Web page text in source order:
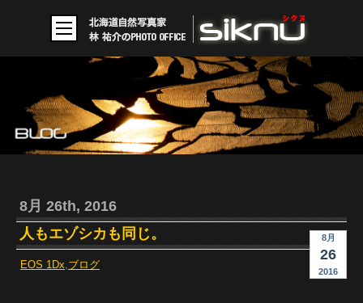
8月 26th, 2016
8月
26
2016
人もエゾシカも同じ。
EOS 1Dx,ブログ